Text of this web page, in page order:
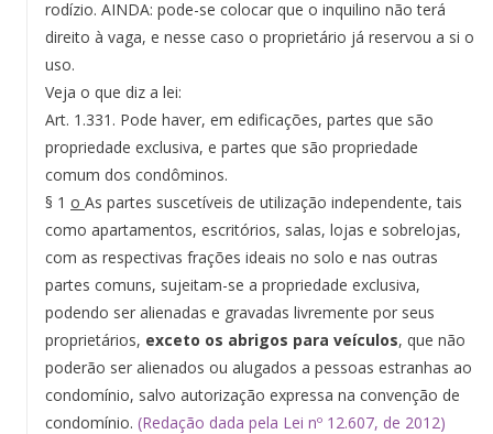
rodízio. AINDA: pode-se colocar que o inquilino não terá
direito à vaga, e nesse caso o proprietário já reservou a si o
uso.
Veja o que diz a lei:
Art. 1.331. Pode haver, em edificações, partes que são
propriedade exclusiva, e partes que são propriedade
comum dos condôminos.
§ 1 o As partes suscetíveis de utilização independente, tais
como apartamentos, escritórios, salas, lojas e sobrelojas,
com as respectivas frações ideais no solo e nas outras
partes comuns, sujeitam-se a propriedade exclusiva,
podendo ser alienadas e gravadas livremente por seus
proprietários, exceto os abrigos para veículos, que não
poderão ser alienados ou alugados a pessoas estranhas ao
condomínio, salvo autorização expressa na convenção de
condomínio. (Redação dada pela Lei nº 12.607, de 2012)